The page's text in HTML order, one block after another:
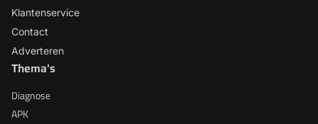
Klantenservice
Contact
Adverteren
Thema's
Diagnose
APK